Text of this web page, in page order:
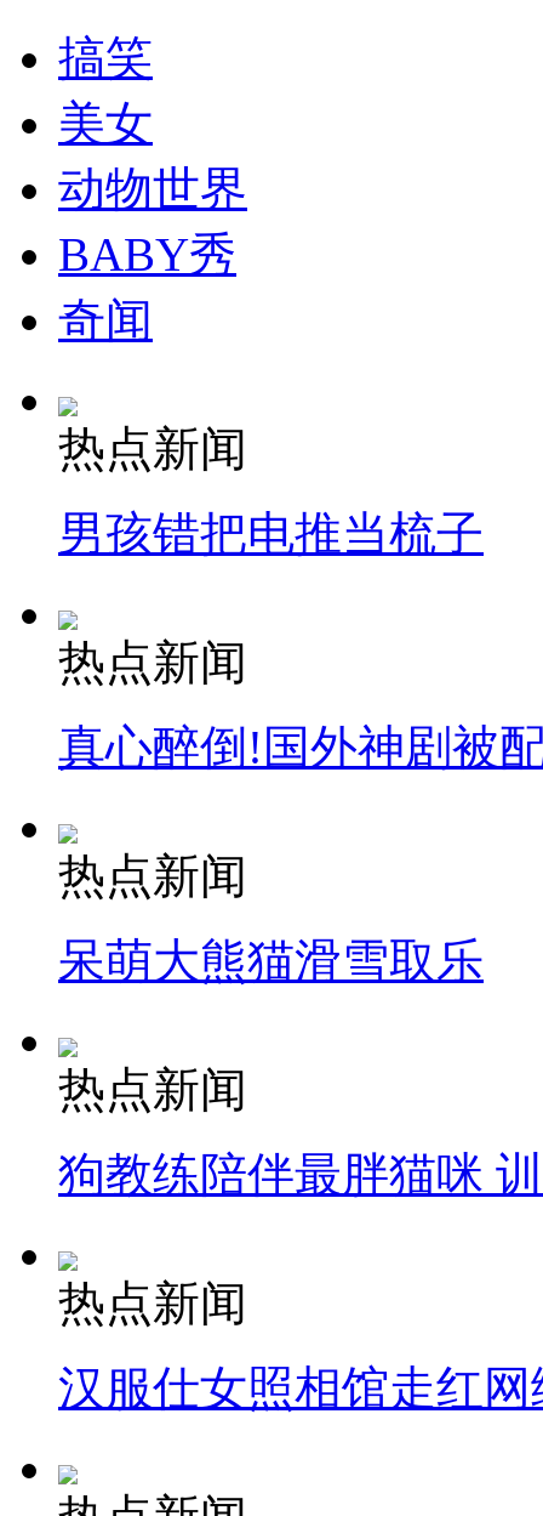
纽约上演“枕头大战”
司机酒驾遇交警 急速倒车逃窜
搞笑
美女
动物世界
BABY秀
奇闻
热点新闻
男孩错把电推当梳子
热点新闻
真心醉倒!国外神剧被
热点新闻
呆萌大熊猫滑雪取乐
热点新闻
狗教练陪伴最胖猫咪
热点新闻
汉服仕女照相馆走红网